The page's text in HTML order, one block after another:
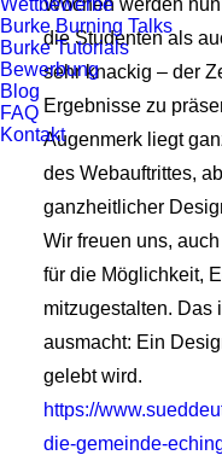
Wettbewerbe
Burke Burning Talks
Burke Tutorials
Bewerbung
Blog
FAQ
Kontakt
Wochen werden
die Studenten als
sehr knackig – der
Ergebnisse zu
Augenmerk liegt
des Webauftrittes,
ganzheitlicher
Wir freuen uns,
für die Möglichkeit,
mitzugestalten. Das
ausmacht: Ein
gelebt wird.
https://
die-gemeinde-